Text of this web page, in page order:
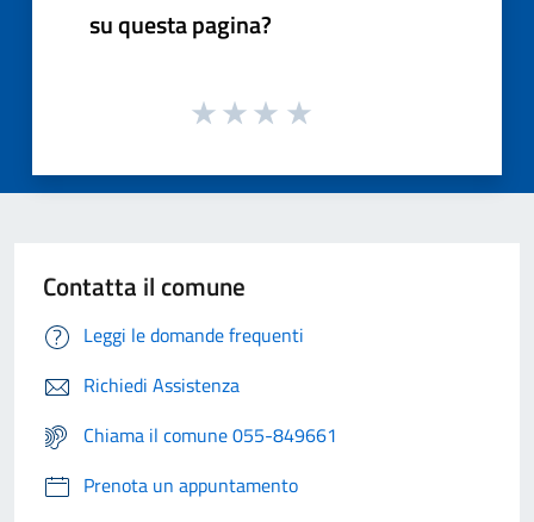
su questa pagina?
Contatta il comune
Leggi le domande frequenti
Richiedi Assistenza
Chiama il comune 055-849661
Prenota un appuntamento